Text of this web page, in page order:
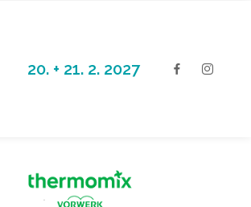
20. + 21. 2. 2027